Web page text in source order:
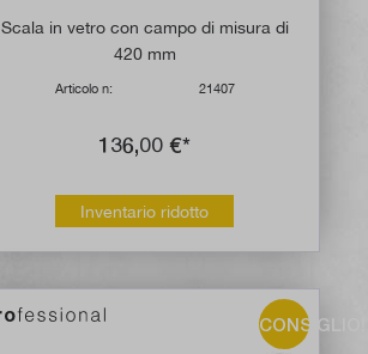
Scala in vetro con campo di misura di
420 mm
Articolo n: 21407
136,00 €*
Inventario ridotto
CONSIGLIO!